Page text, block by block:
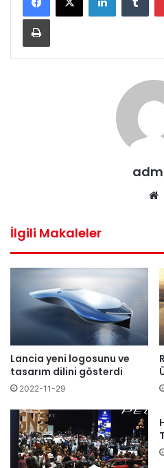
Yazdır
İlgili Makaleler
Lancia yeni logosunu ve
tasarım dilini gösterdi
2022-11-29